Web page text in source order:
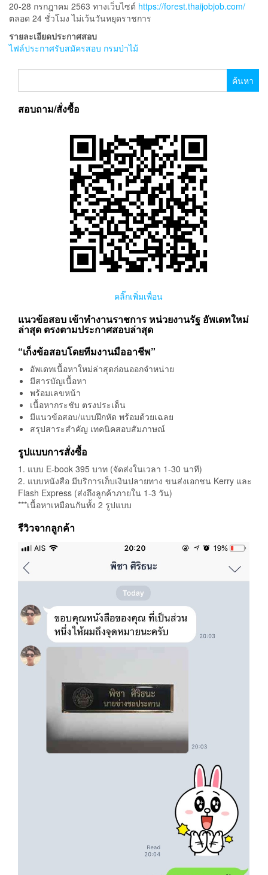
20-28 กรกฎาคม 2563 ทางเว็บไซต์ https://forest.thaijobjob.com/
ตลอด 24 ชั่วโมง ไม่เว้นวันหยุดราชการ
รายละเอียดประกาศสอบ
ไฟล์ประกาศรับสมัครสอบ กรมป่าไม้
สอบถาม/สั่งซื้อ
คลิ๊กเพิ่มเพื่อน
แนวข้อสอบ เข้าทำงานราชการ หน่วยงานรัฐ อัพเดทใหม่
ล่าสุด ตรงตามประกาศสอบล่าสุด
“เก็งข้อสอบโดยทีมงานมืออาชีพ”
อัพเดทเนื้อหาใหม่ล่าสุดก่อนออกจำหน่าย
มีสารบัญเนื้อหา
พร้อมเลขหน้า
เนื้อหากระชับ ตรงประเด็น
มีแนวข้อสอบ/แบบฝึกหัด พร้อมด้วยเฉลย
สรุปสาระสำคัญ เทคนิคสอบสัมภาษณ์
รูปแบบการสั่งซื้อ
1. แบบ E-book 395 บาท (จัดส่งในเวลา 1-30 นาที)
2. แบบหนังสือ มีบริการเก็บเงินปลายทาง ขนส่งเอกชน Kerry และ
Flash Express (ส่งถึงลูกค้าภายใน 1-3 วัน)
***เนื้อหาเหมือนกันทั้ง 2 รูปแบบ
รีวิวจากลูกค้า